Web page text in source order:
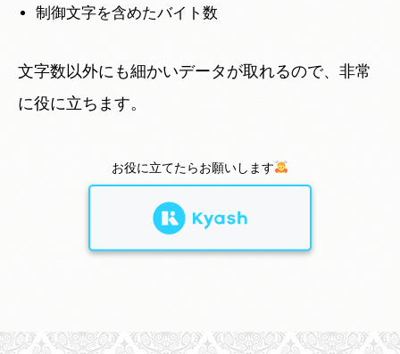
制御文字を含めたバイト数
文字数以外にも細かいデータが取れるので、非常
に役に立ちます。
お役に立てたらお願いします